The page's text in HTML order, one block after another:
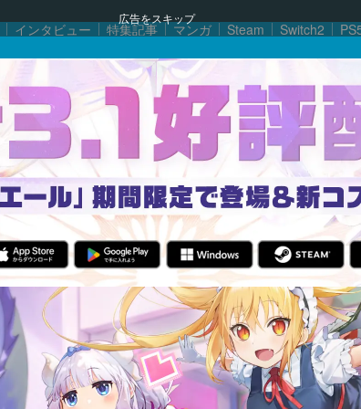
広告をスキップ
インタビュー 特集記事 マンガ Steam Switch2